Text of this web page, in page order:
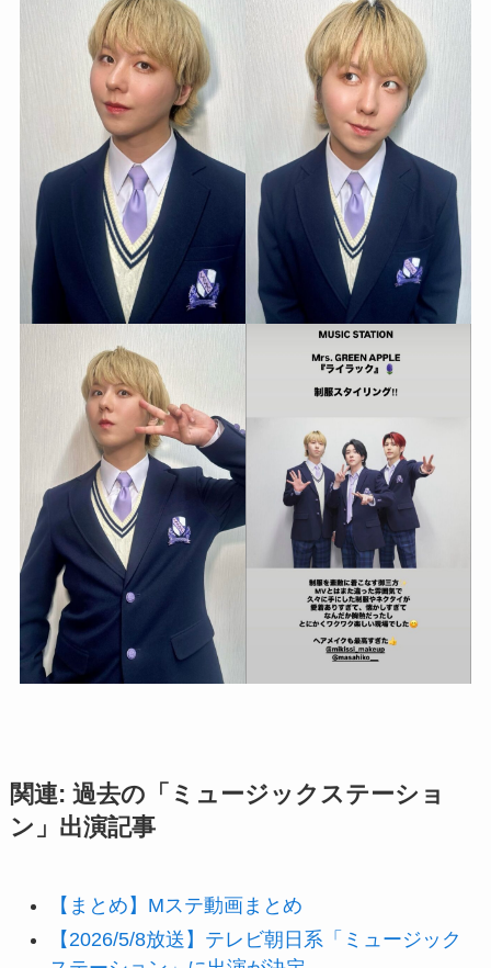
関連: 過去の「ミュージックステーショ
ン」出演記事
【まとめ】Mステ動画まとめ
【2026/5/8放送】テレビ朝日系「ミュージック